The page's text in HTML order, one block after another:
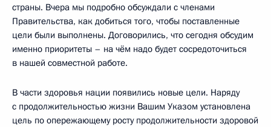
страны. Вчера мы подробно обсуждали с членами
Правительства, как добиться того, чтобы поставленные
цели были выполнены. Договорились, что сегодня обсудим
именно приоритеты – на чём надо будет сосредоточиться
в нашей совместной работе.
В части здоровья нации появились новые цели. Наряду
с продолжительностью жизни Вашим Указом установлена
цель по опережающему росту продолжительности здоровой